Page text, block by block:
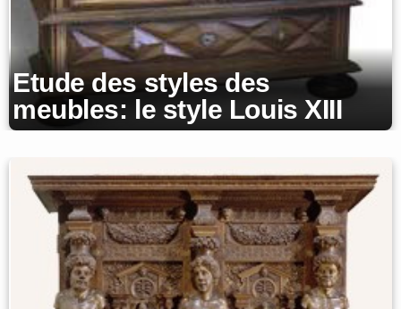
Etude des styles des
meubles: le style Louis XIII